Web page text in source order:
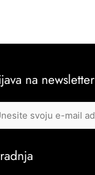
na newsletter